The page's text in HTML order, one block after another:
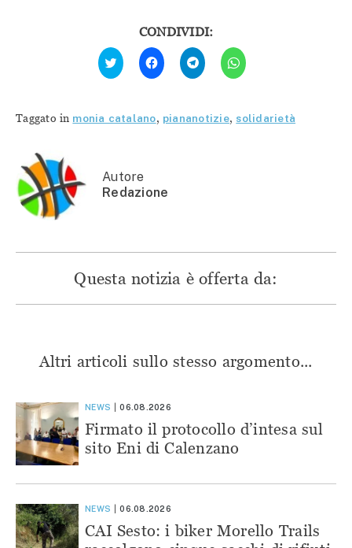
CONDIVIDI:
Fai
clic
qui
Twitter
(Si
finestra)
Fai
clic
per
condividere
(Si
apre
Fai
clic
per
condividere
(Si
apre
Fai
clic
per
(Si
apre
Taggato in monia catalano, piananotizie, solidarietà
Autore
Redazione
Questa notizia è offerta da:
Altri articoli sullo stesso argomento...
NEWS 06.08.2026
Firmato il protocollo d’intesa sul
sito Eni di Calenzano
NEWS 06.08.2026
CAI Sesto: i biker Morello Trails